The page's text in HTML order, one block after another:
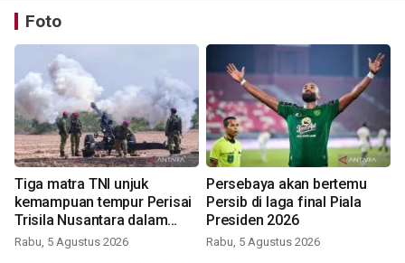
Foto
Tiga matra TNI unjuk
kemampuan tempur Perisai
Trisila Nusantara dalam
latihan di Kepri
Rabu, 5 Agustus 2026
Persebaya akan bertemu
Persib di laga final Piala
Presiden 2026
Rabu, 5 Agustus 2026